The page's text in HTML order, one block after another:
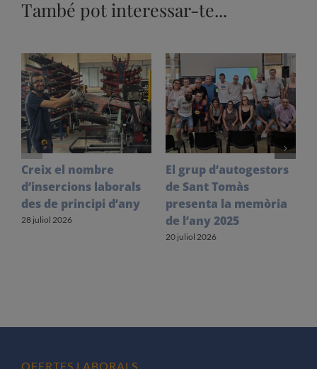
També pot interessar-te...
Creix el nombre
d’insercions laborals
des de principi d’any
28 juliol 2026
El grup d’autogestors
de Sant Tomàs
presenta la memòria
de l’any 2025
20 juliol 2026
OFERTES LABORALS